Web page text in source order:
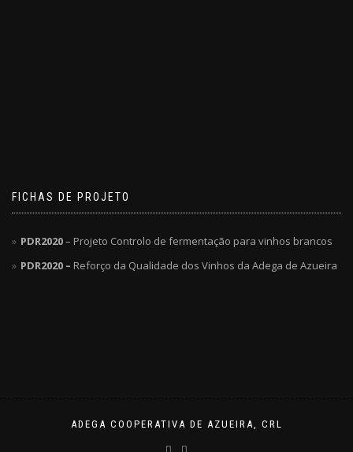
FICHAS DE PROJETO
PDR2020– Projeto Controlo de fermentação para vinhos brancos
PDR2020 – Reforço da Qualidade dos Vinhos da Adega de Azueira
ADEGA COOPERATIVA DE AZUEIRA, CRL